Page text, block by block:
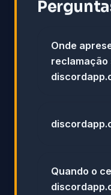
Onde
reclamação
Quando o